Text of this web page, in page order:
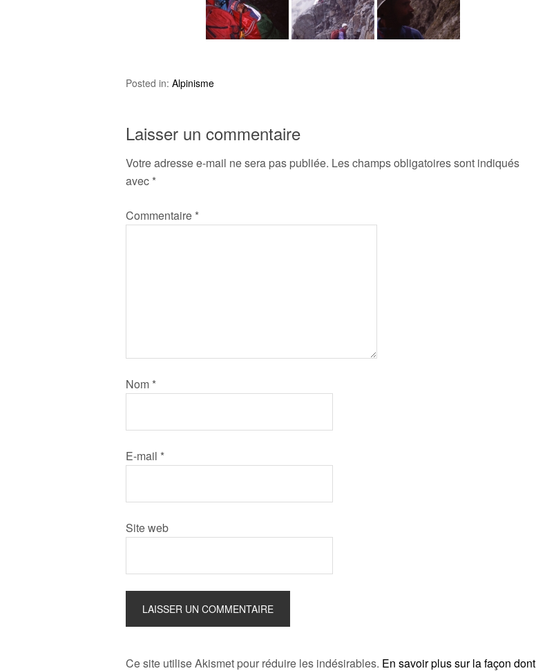
Posted in: Alpinisme
Laisser un commentaire
Votre adresse e-mail ne sera pas publiée. Les champs obligatoires sont indiqués
avec *
Commentaire *
Nom *
E-mail *
Site web
Ce site utilise Akismet pour réduire les indésirables. En savoir plus sur la façon dont